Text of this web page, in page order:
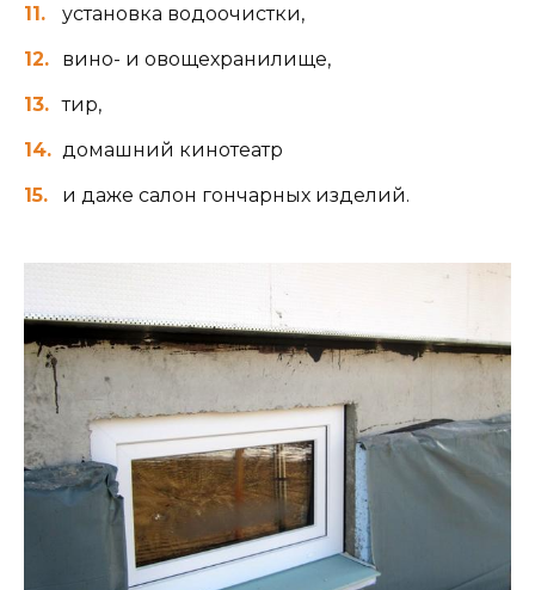
установка водоочистки,
вино- и овощехранилище,
тир,
домашний кинотеатр
и даже салон гончарных изделий.